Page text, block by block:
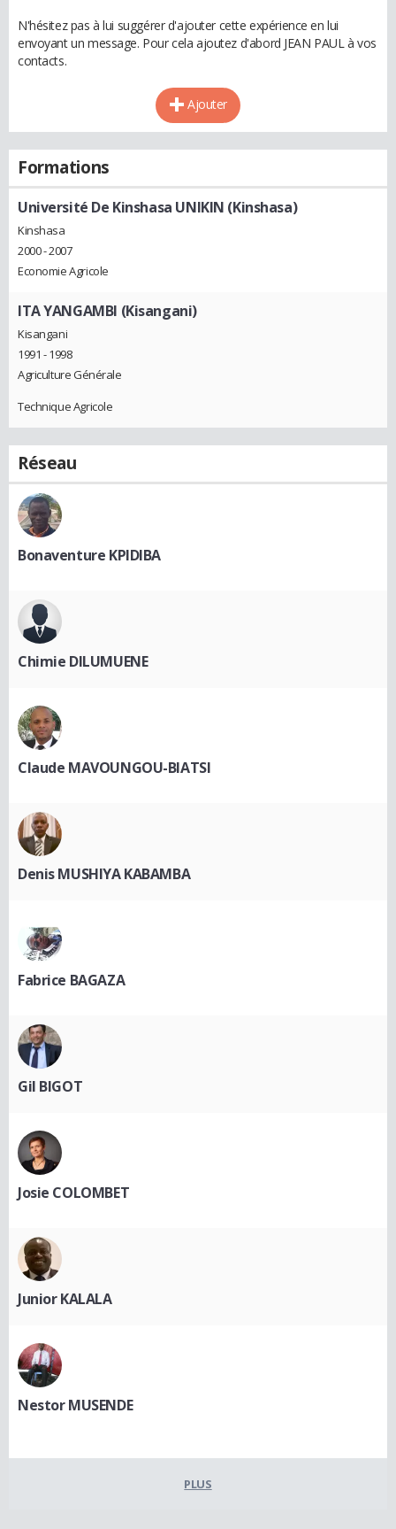
N'hésitez pas à lui suggérer d'ajouter cette expérience en lui
envoyant un message. Pour cela ajoutez d'abord JEAN PAUL à vos
contacts.
Ajouter
Formations
Université De Kinshasa UNIKIN (Kinshasa)
Kinshasa
2000 - 2007
Economie Agricole
ITA YANGAMBI (Kisangani)
Kisangani
1991 - 1998
Agriculture Générale
Technique Agricole
Réseau
Bonaventure KPIDIBA
Chimie DILUMUENE
Claude MAVOUNGOU-BIATSI
Denis MUSHIYA KABAMBA
Fabrice BAGAZA
Gil BIGOT
Josie COLOMBET
Junior KALALA
Nestor MUSENDE
PLUS